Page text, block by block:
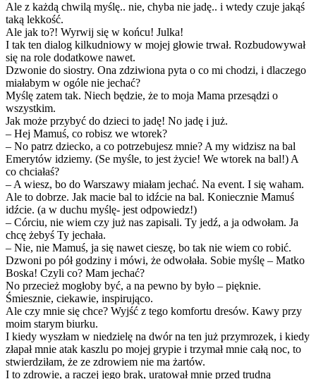
Ale z każdą chwilą myślę.. nie, chyba nie jadę.. i wtedy czuje jakąś
taką lekkość.
Ale jak to?! Wyrwij się w końcu! Julka!
I tak ten dialog kilkudniowy w mojej głowie trwał. Rozbudowywał
się na role dodatkowe nawet.
Dzwonie do siostry. Ona zdziwiona pyta o co mi chodzi, i dlaczego
miałabym w ogóle nie jechać?
Myślę zatem tak. Niech będzie, że to moja Mama przesądzi o
wszystkim.
Jak może przybyć do dzieci to jadę! No jadę i już.
– Hej Mamuś, co robisz we wtorek?
– No patrz dziecko, a co potrzebujesz mnie? A my widzisz na bal
Emerytów idziemy. (Se myśle, to jest życie! We wtorek na bal!) A
co chciałaś?
– A wiesz, bo do Warszawy miałam jechać. Na event. I się waham.
Ale to dobrze. Jak macie bal to idźcie na bal. Koniecznie Mamuś
idźcie. (a w duchu myślę- jest odpowiedz!)
– Córciu, nie wiem czy już nas zapisali. Ty jedź, a ja odwołam. Ja
chcę żebyś Ty jechała.
– Nie, nie Mamuś, ja się nawet cieszę, bo tak nie wiem co robić.
Dzwoni po pół godziny i mówi, że odwołała. Sobie myślę – Matko
Boska! Czyli co? Mam jechać?
No przecież mogłoby być, a na pewno by było – pięknie.
Śmiesznie, ciekawie, inspirująco.
Ale czy mnie się chce? Wyjść z tego komfortu dresów. Kawy przy
moim starym biurku.
I kiedy wyszłam w niedzielę na dwór na ten już przymrozek, i kiedy
złapał mnie atak kaszlu po mojej grypie i trzymał mnie całą noc, to
stwierdziłam, że ze zdrowiem nie ma żartów.
I to zdrowie, a raczej jego brak, uratował mnie przed trudną